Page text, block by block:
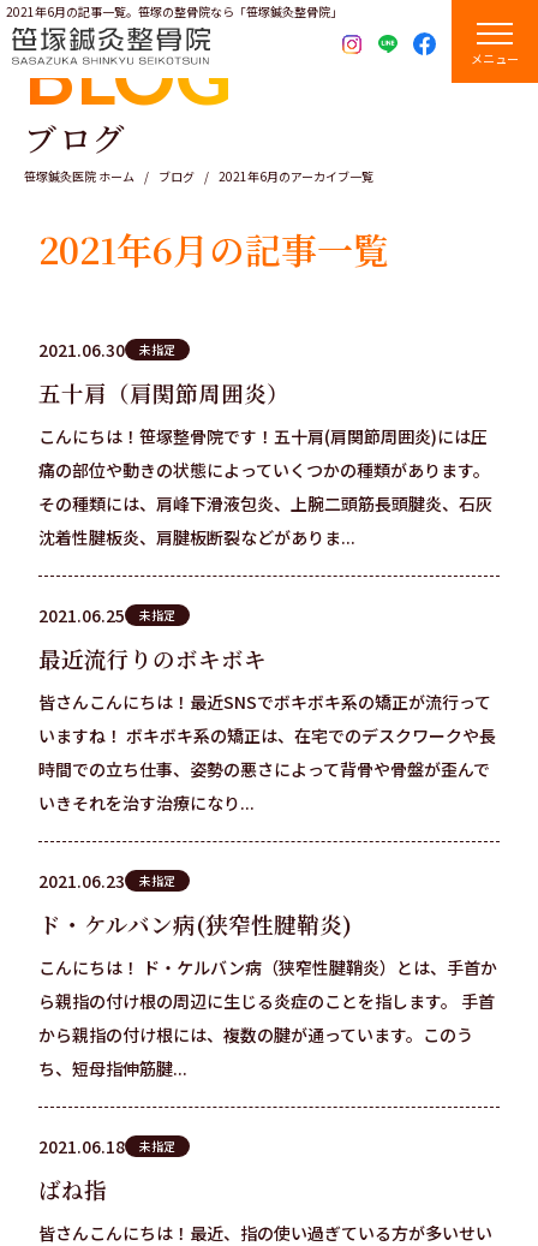
2021年6月の記事一覧。笹塚の整骨院なら「笹塚鍼灸整骨院」
メニュー
BLOG
ブログ
笹塚鍼灸医院 ホーム ブログ 2021年6月のアーカイブ一覧
2021年6月の記事一覧
2021.06.30 未指定
五十肩（肩関節周囲炎）
こんにちは！笹塚整骨院です！五十肩(肩関節周囲炎)には圧
痛の部位や動きの状態によっていくつかの種類があります。
その種類には、肩峰下滑液包炎、上腕二頭筋長頭腱炎、石灰
沈着性腱板炎、肩腱板断裂などがありま...
2021.06.25 未指定
最近流行りのボキボキ
皆さんこんにちは！最近SNSでボキボキ系の矯正が流行って
いますね！ ボキボキ系の矯正は、在宅でのデスクワークや長
時間での立ち仕事、姿勢の悪さによって背骨や骨盤が歪んで
いきそれを治す治療になり...
2021.06.23 未指定
ド・ケルバン病(狭窄性腱鞘炎)
こんにちは！ ド・ケルバン病（狭窄性腱鞘炎）とは、手首か
ら親指の付け根の周辺に生じる炎症のことを指します。 手首
から親指の付け根には、複数の腱が通っています。このう
ち、短母指伸筋腱...
2021.06.18 未指定
ばね指
皆さんこんにちは！最近、指の使い過ぎている方が多いせい